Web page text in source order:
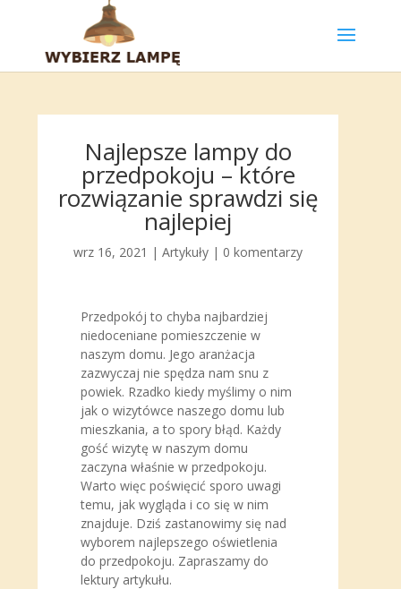
Najlepsze lampy do
przedpokoju – które
rozwiązanie sprawdzi się
najlepiej
wrz 16, 2021 | Artykuły | 0 komentarzy
Przedpokój to chyba najbardziej
niedoceniane pomieszczenie w
naszym domu. Jego aranżacja
zazwyczaj nie spędza nam snu z
powiek. Rzadko kiedy myślimy o nim
jak o wizytówce naszego domu lub
mieszkania, a to spory błąd. Każdy
gość wizytę w naszym domu
zaczyna właśnie w przedpokoju.
Warto więc poświęcić sporo uwagi
temu, jak wygląda i co się w nim
znajduje. Dziś zastanowimy się nad
wyborem najlepszego oświetlenia
do przedpokoju. Zapraszamy do
lektury artykułu.